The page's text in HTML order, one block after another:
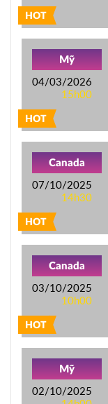
HOT
HOT
Mỹ
04/03/2026
15h00
HOT
Canada
07/10/2025
14h30
HOT
Canada
03/10/2025
10h00
Mỹ
02/10/2025